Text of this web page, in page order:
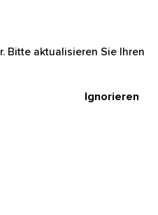
Bitte aktualisieren Sie Ihren
Ignorieren